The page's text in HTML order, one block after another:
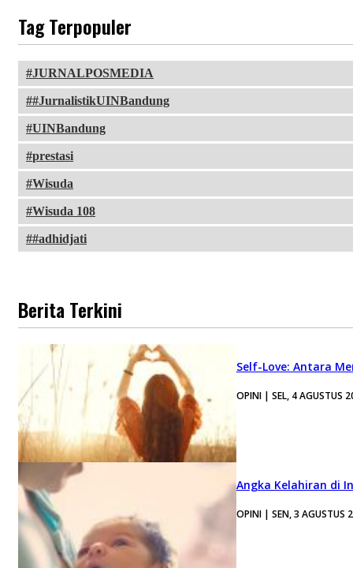
Tag Terpopuler
JURNALPOSMEDIA
#JurnalistikUINBandung
UINBandung
prestasi
Wisuda
Wisuda 108
#adhidjati
Berita Terkini
Self-Love: Antara
OPINI | SEL, 4 AGUSTUS
Angka Kelahiran di
OPINI | SEN, 3 AGUSTUS